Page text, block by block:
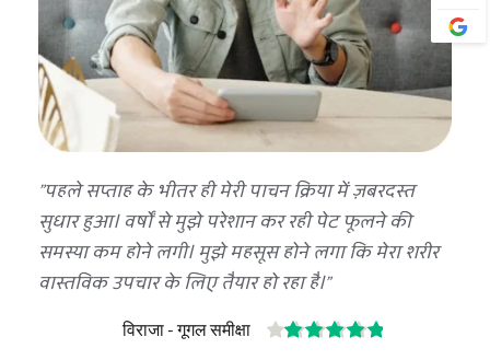
"पहले सप्ताह के भीतर ही मेरी पाचन क्रिया में ज़बरदस्त
सुधार हुआ। वर्षों से मुझे परेशान कर रही पेट फूलने की
समस्या कम होने लगी। मुझे महसूस होने लगा कि मेरा शरीर
वास्तविक उपचार के लिए तैयार हो रहा है।"
विराजा - गूगल समीक्षा